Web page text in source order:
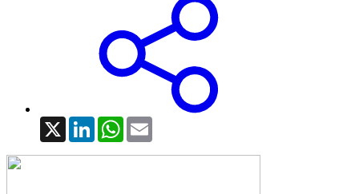
X LinkedInWhatsApp